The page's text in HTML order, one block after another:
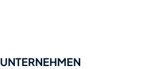
UNTERNEHMEN